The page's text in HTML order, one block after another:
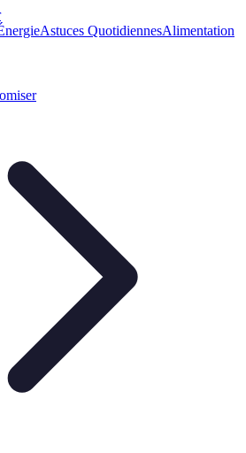
Astuces QuotidiennesAlimentation